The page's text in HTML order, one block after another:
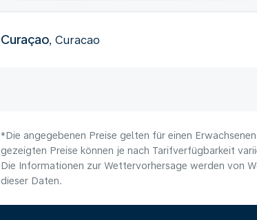
Curaçao, Curacao
*Die angegebenen Preise gelten für einen
gezeigten Preise können je nach Tarifverfügbarkeit
Die Informationen zur Wettervorhersage werden von
dieser Daten.